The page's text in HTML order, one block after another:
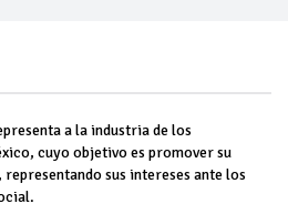
a la industria de los
cuyo objetivo es promover su
sus intereses ante los